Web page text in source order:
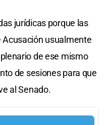
jurídicas porque las
Acusación usualmente
de ese mismo
de sesiones para que
al Senado.